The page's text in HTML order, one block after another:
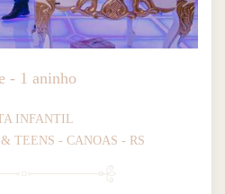
- 1 aninho
INFANTIL
TEENS - CANOAS - RS